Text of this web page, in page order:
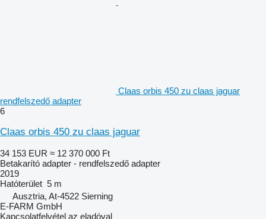
Claas orbis 450 zu claas jaguar
rendfelszedő adapter
6
Claas orbis 450 zu claas jaguar
34 153 EUR ≈ 12 370 000 Ft
Betakarító adapter - rendfelszedő adapter
2019
Hatóterület 5 m
Ausztria, At-4522 Sierning
E-FARM GmbH
Kapcsolatfelvétel az eladóval